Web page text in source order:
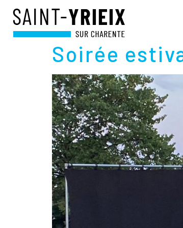
JOUR : 8
Soirée